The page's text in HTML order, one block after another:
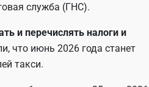
служба (ГНС).
и перечислять налоги и
что июнь 2026 года станет
такси.